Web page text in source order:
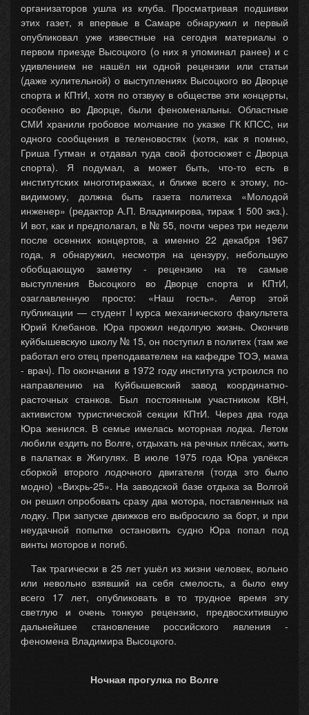
организаторов ушла из клуба. Просматривая подшивки
этих газет, я впервые в Самаре обнаружил и первый
опубликовал уже известные на сегодня материалы о
первом приезде Высоцкого (о них я упоминал ранее) и с
удивлением не нашёл ни одной рецензии или статьи
(даже хулительной) о выступлениях Высоцкого во Дворце
спорта и КПтИ, хотя по отзвуку в обществе эти концерты,
особенно во Дворце, были феноменальны. Областные
СМИ хранили гробовое молчание по указке ГК КПСС, ни
одного сообщения в теленовостях (хотя, как я помню,
Гриша Гутман и отдавал туда свой фотосюжет с Дворца
спорта). Я подумал, а может быть, что-то есть в
институтских многотиражках, и ближе всего к этому, по-
видимому, должна быть газета политеха «Молодой
инженер» (редактор А.П. Владимирова, тираж 1 500 экз.).
И вот, как и предполагал, в № 55, почти через три недели
после осенних концертов, а именно 22 декабря 1967
года, я обнаружил, несмотря на цензуру, небольшую
обобщающую заметку - рецензию на те самые
выступления Высоцкого во Дворце спорта и КПтИ,
озаглавленную просто: «Наш гость». Автор этой
публикации — студент I курса механического факультета
Юрий Клебанов. Юра прожил недолгую жизнь. Окончив
куйбышевскую школу № 15, он поступил в политех (там же
работал его отец преподавателем на кафедре ТОЭ, мама
- врач). По окончании в 1972 году института устроился по
направлению на Куйбышевский завод координатно-
расточных станков. Был постоянным участником КВН,
активистом туристической секции КПтИ. Через два года
Юра женился. В семье имелась моторная лодка. Летом
любили ездить по Волге, отдыхать на речных плёсах, жить
в палатках в Жигулях. В июле 1975 года Юра увлёкся
сборкой второго лодочного двигателя (тогда это было
модно) «Вихрь-25». На заводской базе отдыха за Волгой
он решил опробовать сразу два мотора, поставленных на
лодку. При запуске движков его выбросило за борт, и при
неудачной попытке остановить судно Юра попал под
винты моторов и погиб.
Так трагически в 25 лет ушёл из жизни человек, вольно
или невольно взявший на себя смелость, а было ему
всего 17 лет, опубликовать в то трудное время эту
светлую и очень тонкую рецензию, предвосхитившую
дальнейшее становление российского явления -
феномена Владимира Высоцкого.
Ночная прогулка по Волге